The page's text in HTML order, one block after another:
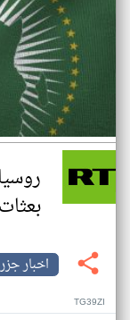
بعثات
اخبار
TG39ZI